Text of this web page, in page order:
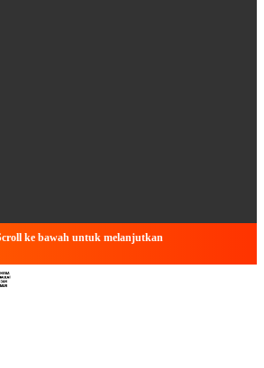
ke bawah untuk melanjutkan